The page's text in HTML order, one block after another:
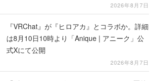
2026年8月7日
『VRChat』が『ヒロアカ』とコラボか。詳細
は8月10日10時より「Anique | アニーク」公
式Xにて公開
2026年8月7日